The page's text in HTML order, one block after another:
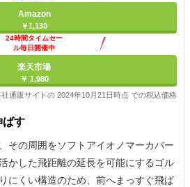
Amazon
￥1,130
24時間タイムセー
ル毎日開催中
楽天市場
￥ 1,980
通販サイトの 2024年10月21日時点 での税込価格
ばす
その周囲をソフトアイオノマーカバー
かした飛距離の延長を可能にするゴル
にくい構造のため、前へまっすぐ飛ば